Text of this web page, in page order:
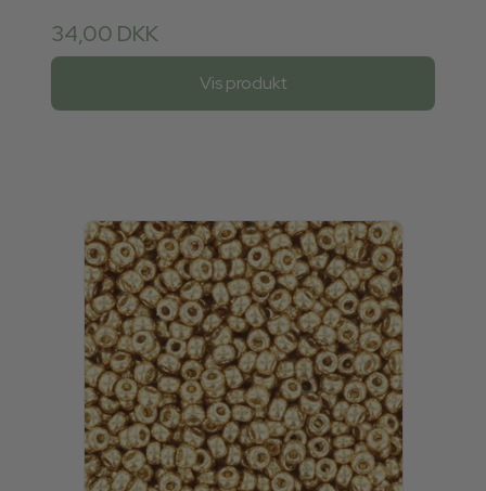
34,00 DKK
Vis produkt